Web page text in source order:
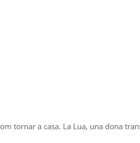
tornar a casa. La Lua, una dona